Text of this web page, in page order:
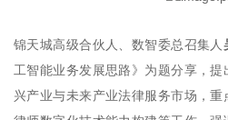
锦天城高级合伙人、数智委总召集人
工智能业务发展思路》为题分享，
兴产业与未来产业法律服务市场，重